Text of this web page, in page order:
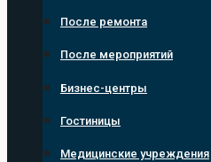
После ремонта
После мероприятий
Бизнес-центры
Гостиницы
Медицинские учреждения